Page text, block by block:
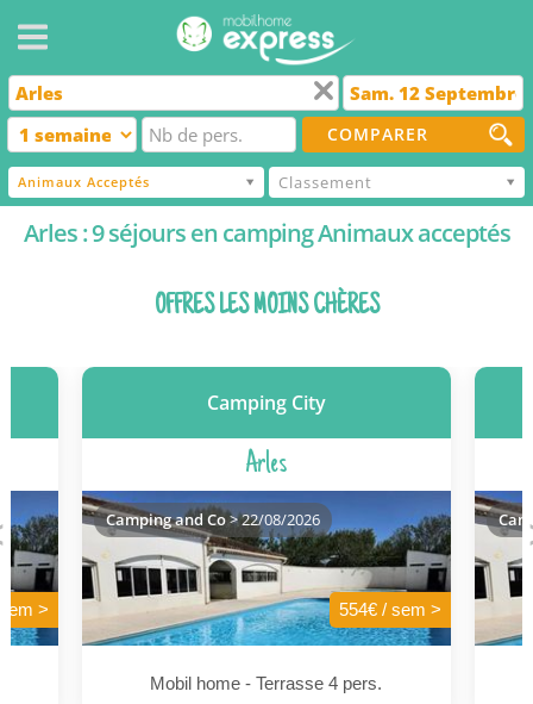
COMPARER
Animaux Acceptés Classement
Arles : 9 séjours en camping Animaux acceptés
OFFRES LES MOINS CHÈRES
>
Camping City
Arles
554€ / sem >
Camping and Co> 22/08/2026
Mobil home - Terrasse 4 pers.